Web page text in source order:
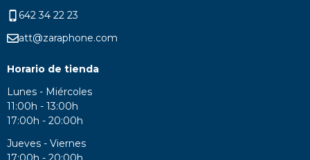
642 34 22 23
att@zaraphone.com
Horario de tienda
Lunes - Miércoles
11:00h - 13:00h
17:00h - 20:00h
Jueves - Viernes